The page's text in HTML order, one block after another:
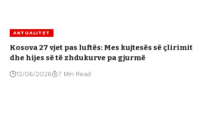
AKTUALITET
Kosova 27 vjet pas luftës: Mes kujtesës së çlirimit
dhe hijes së të zhdukurve pa gjurmë
12/06/2026 7 Min Read